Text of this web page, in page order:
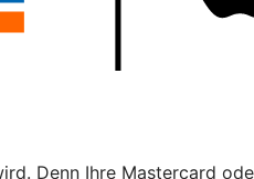
Denn Ihre Mastercard